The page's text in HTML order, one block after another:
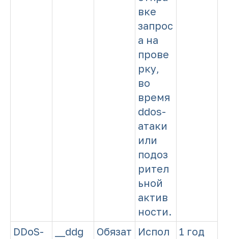
вке
запрос
а на
прове
рку,
во
время
ddos-
атаки
или
подоз
рител
ьной
актив
ности.
DDoS-
__ddg
Обязат
Испол
1 год